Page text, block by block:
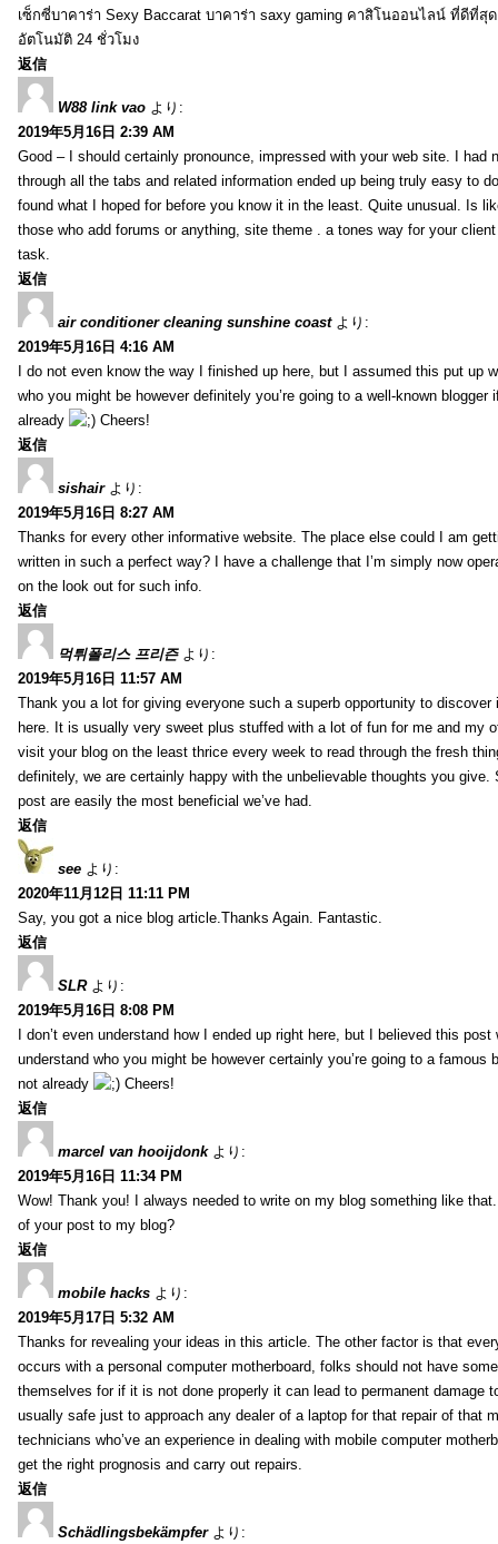
เซ็กซี่บาคาร่า Sexy Baccarat บาคาร่า saxy gaming คาสิโนออนไลน์ ที่ดีที่สุ
อัตโนมัติ 24 ชั่วโมง
返信
W88 link vao より:
2019年5月16日 2:39 AM
Good – I should certainly pronounce, impressed with your web site. I had
through all the tabs and related information ended up being truly easy to
found what I hoped for before you know it in the least. Quite unusual. Is
those who add forums or anything, site theme . a tones way for your
task.
返信
air conditioner cleaning sunshine coast より:
2019年5月16日 4:16 AM
I do not even know the way I finished up here, but I assumed this put up
who you might be however definitely you’re going to a well-known blogger
already
Cheers!
返信
sishair より:
2019年5月16日 8:27 AM
Thanks for every other informative website. The place else could I am
written in such a perfect way? I have a challenge that I’m simply now
on the look out for such info.
返信
먹튀폴리스 프리즌 より:
2019年5月16日 11:57 AM
Thank you a lot for giving everyone such a superb opportunity to discover
here. It is usually very sweet plus stuffed with a lot of fun for me and my
visit your blog on the least thrice every week to read through the fresh
definitely, we are certainly happy with the unbelievable thoughts you
post are easily the most beneficial we’ve had.
返信
see より:
2020年11月12日 11:11 PM
Say, you got a nice blog article.Thanks Again. Fantastic.
返信
SLR より:
2019年5月16日 8:08 PM
I don’t even understand how I ended up right here, but I believed this post
understand who you might be however certainly you’re going to a famous
not already
Cheers!
返信
marcel van hooijdonk より:
2019年5月16日 11:34 PM
Wow! Thank you! I always needed to write on my blog something like
of your post to my blog?
返信
mobile hacks より:
2019年5月17日 5:32 AM
Thanks for revealing your ideas in this article. The other factor is that
occurs with a personal computer motherboard, folks should not have
themselves for if it is not done properly it can lead to permanent damage
usually safe just to approach any dealer of a laptop for that repair of that
technicians who’ve an experience in dealing with mobile computer
get the right prognosis and carry out repairs.
返信
Schädlingsbekämpfer より: